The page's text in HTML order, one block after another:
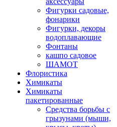
Фигурки садовые,
фонарики
Фигурки, декоры
водоплавающие
Фонтаны
кашпо садовое
ШАМОТ
Флористика
Химикаты
Химикаты
пакетированные
Средства борьбы с
грызунами (мыши,